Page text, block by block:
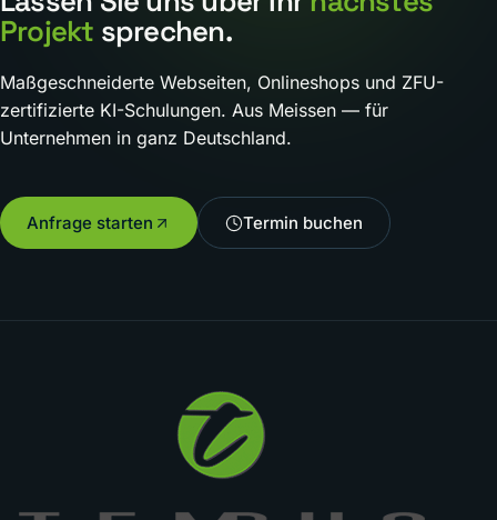
Projekt sprechen.
Maßgeschneiderte Webseiten, Onlineshops und ZFU-
zertifizierte KI-Schulungen. Aus Meissen — für
Unternehmen in ganz Deutschland.
Anfrage starten Termin buchen